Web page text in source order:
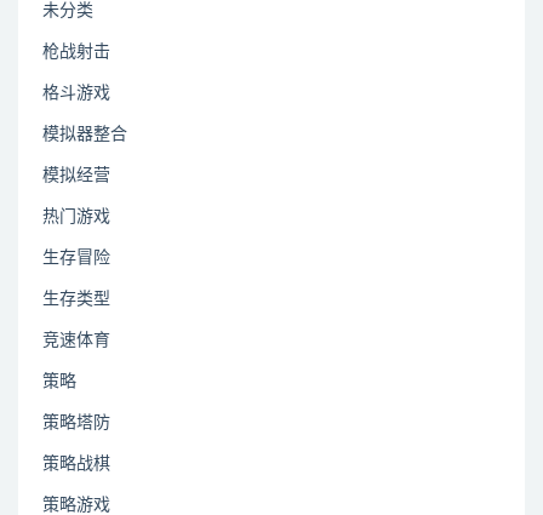
未分类
枪战射击
格斗游戏
模拟器整合
模拟经营
热门游戏
生存冒险
生存类型
竞速体育
策略
策略塔防
策略战棋
策略游戏